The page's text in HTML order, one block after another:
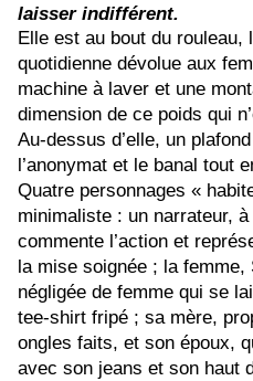
laisser indifférent.
Elle est au bout du
quotidienne dévolue aux
machine à laver et une
dimension de ce poids qui
Au-dessus d’elle, un
l’anonymat et le banal tout
Quatre personnages «
minimaliste : un narrateur,
commente l’action et
la mise soignée ; la
négligée de femme qui se
tee-shirt fripé ; sa mère,
ongles faits, et son époux,
avec son jeans et son haut